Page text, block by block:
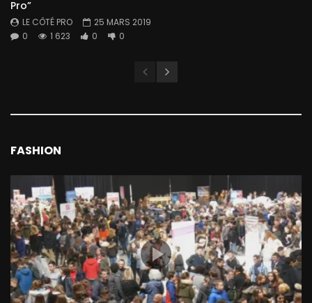
Pro”
LE CÔTÉ PRO
25 MARS 2019
0
1 623 0 0
FASHION